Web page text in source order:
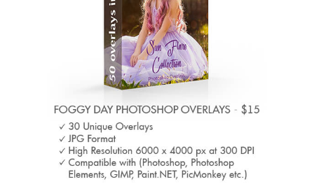
Large 6000*4000px
Ücretsiz indirin